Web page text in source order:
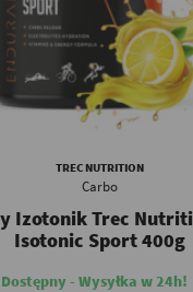
TREC NUTRITION
Carbo
Izotonik Trec
Isotonic Sport 400g
Dostępny - Wysyłka w 24h!